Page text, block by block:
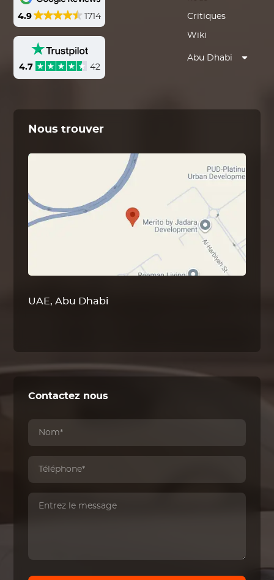
4.9 1714
4.7 42
Critiques
Wiki
Abu Dhabi
Nous trouver
UAE, Abu Dhabi
Contactez nous